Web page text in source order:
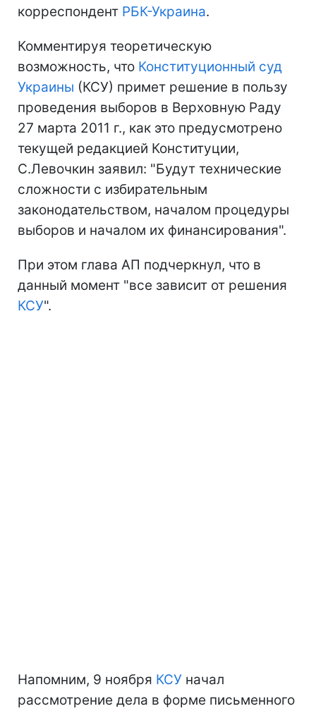
корреспондент РБК-Украина.
Комментируя теоретическую
возможность, что Конституционный суд
Украины (КСУ) примет решение в пользу
проведения выборов в Верховную Раду
27 марта 2011 г., как это предусмотрено
текущей редакцией Конституции,
С.Левочкин заявил: "Будут технические
сложности с избирательным
законодательством, началом процедуры
выборов и началом их финансирования".
При этом глава АП подчеркнул, что в
данный момент "все зависит от решения
КСУ".
Напомним, 9 ноября КСУ начал
рассмотрение дела в форме письменного